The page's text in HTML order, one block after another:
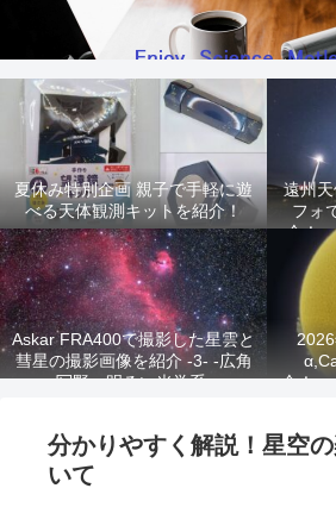
夏休み特別企画 親子で手軽に遊
べる天体観測キットを紹介！
遠州
フォ
介！ -
Askar FRA400で撮影した星雲と
彗星の撮影画像を紹介 -3- -広角
写野、明るい光学系-
介！ -
分かりやすく解説！星空
いて